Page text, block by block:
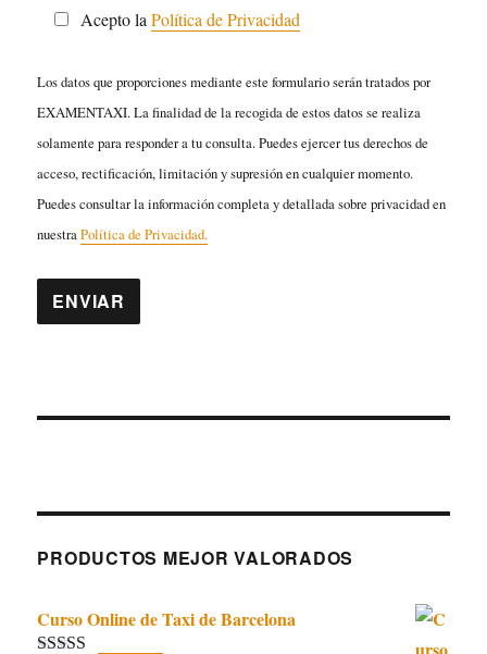
Acepto laPolítica de Privacidad
Los datos que proporciones mediante este formulario serán tratados por
EXAMENTAXI. La finalidad de la recogida de estos datos se realiza
solamente para responder a tu consulta. Puedes ejercer tus derechos de
acceso, rectificación, limitación y supresión en cualquier momento.
Puedes consultar la información completa y detallada sobre privacidad en
nuestraPolítica de Privacidad.
PRODUCTOS MEJOR VALORADOS
Curso Online de Taxi de Barcelona